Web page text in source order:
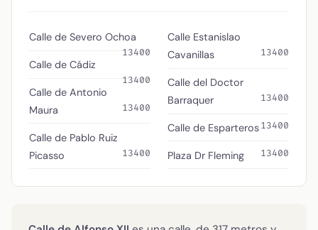
Calle de Severo Ochoa
13400
Calle de Cádiz
13400
Calle de Antonio
Maura
13400
Calle de Pablo Ruiz
Picasso
13400
Calle Estanislao
Cavanillas
13400
Calle del Doctor
Barraquer
13400
Calle de Esparteros13400
Plaza Dr Fleming 13400